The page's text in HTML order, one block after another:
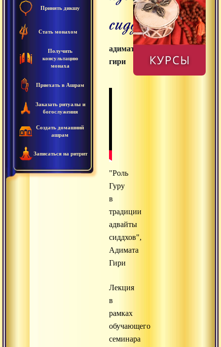
Принять дикшу
Стать монахом
Получить
консультацию
монаха
Приехать в Ашрам
Заказать ритуалы и
богослужения
Создать домашний
ашрам
Записаться на ритрит
сиддхов
адимата
гири
"Роль
Гуру
в
традиции
адвайты
сиддхов",
Адимата
Гири
Лекция
в
рамках
обучающего
семинара